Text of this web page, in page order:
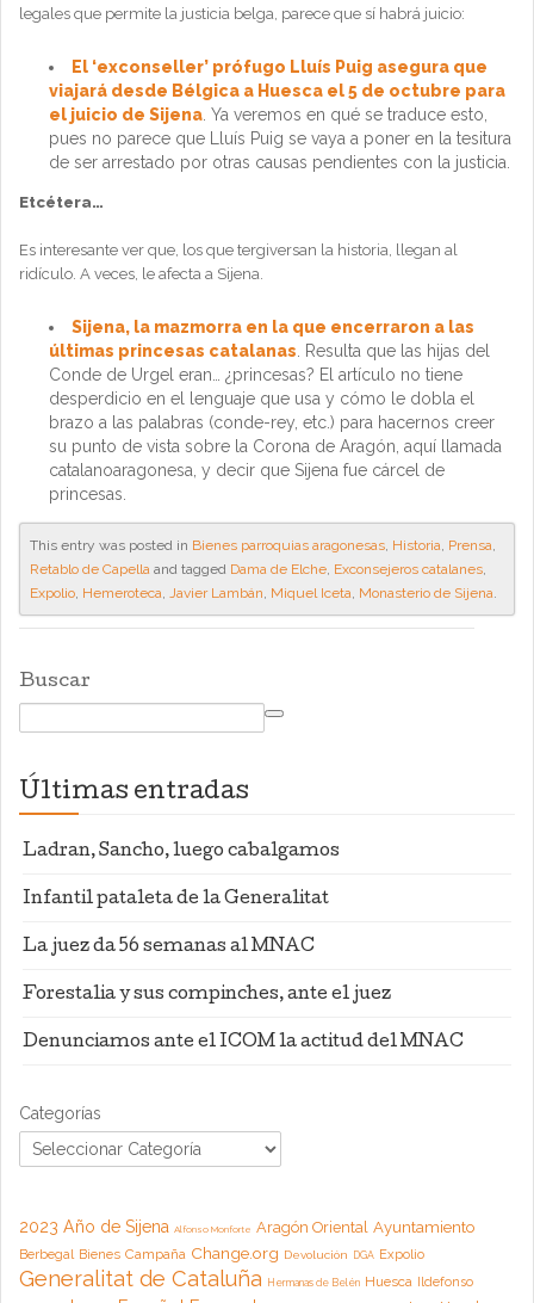
legales que permite la justicia belga, parece que sí habrá juicio:
El ‘exconseller’ prófugo Lluís Puig asegura que
viajará desde Bélgica a Huesca el 5 de octubre para
el juicio de Sijena . Ya veremos en qué se traduce esto,
pues no parece que Lluís Puig se vaya a poner en la tesitura
de ser arrestado por otras causas pendientes con la justicia.
Etcétera…
Es interesante ver que, los que tergiversan la historia, llegan al
ridículo. A veces, le afecta a Sijena.
Sijena, la mazmorra en la que encerraron a las
últimas princesas catalanas . Resulta que las hijas del
Conde de Urgel eran… ¿princesas? El artículo no tiene
desperdicio en el lenguaje que usa y cómo le dobla el
brazo a las palabras (conde-rey, etc.) para hacernos creer
su punto de vista sobre la Corona de Aragón, aquí llamada
catalanoaragonesa, y decir que Sijena fue cárcel de
princesas.
This entry was posted in Bienes parroquias aragonesas, Historia, Prensa,
Retablo de Capella and tagged Dama de Elche, Exconsejeros catalanes,
Expolio, Hemeroteca, Javier Lambán, Miquel Iceta, Monasterio de Sijena.
Buscar
Últimas entradas
Ladran, Sancho, luego cabalgamos
Infantil pataleta de la Generalitat
La juez da 56 semanas al MNAC
Forestalia y sus compinches, ante el juez
Denunciamos ante el ICOM la actitud del MNAC
Categorías
2023 Año de Sijena Alfonso Monforte Aragón Oriental Ayuntamiento
Berbegal Bienes Campaña Change.org Devolución DGA Expolio
Generalitat de Cataluña Hermanas de Belén Huesca Ildefonso